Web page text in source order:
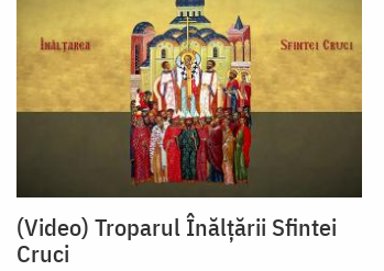
(Video) Troparul Înălțării Sfintei
Cruci